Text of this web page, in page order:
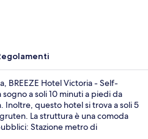
BREEZE Hotel Victoria - Self-
a soli 10 minuti a piedi da
questo hotel si trova a soli 5
La struttura è una comoda
Stazione metro di